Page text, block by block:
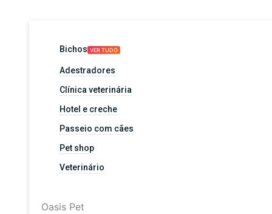
Bichos VER TUDO
Adestradores
Clínica veterinária
Hotel e creche
Passeio com cães
Pet shop
Veterinário
Oasis Pet